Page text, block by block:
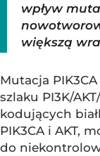
wpływ
większą
Mutacja
szlaku PI3K/
kodujących
PIK3CA i AKT,
do